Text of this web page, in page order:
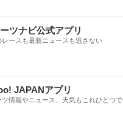
ツナビ公式アプリ
レースも最新ニュースも逃さない
JAPANアプリ
ツ情報やニュース、天気もこれひとつで